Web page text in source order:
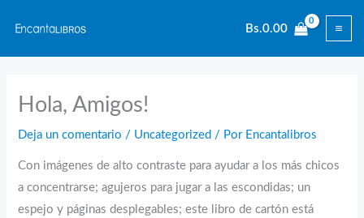
contenido
Bs.0.00
Hola, Amigos!
Deja un comentario / Uncategorized / Por Encantalibros
Con imágenes de alto contraste para ayudar a los más chicos
a concentrarse; agujeros para jugar a las escondidas; un
espejo y páginas desplegables; este libro de cartón está